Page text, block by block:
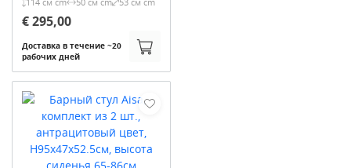
€ 295,00
Доставка в течение ~20
рабочих дней